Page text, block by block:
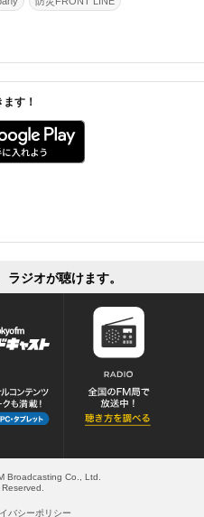
す！
ラジオが聴けます。
Broadcasting Co., Ltd.
バシーポリシー